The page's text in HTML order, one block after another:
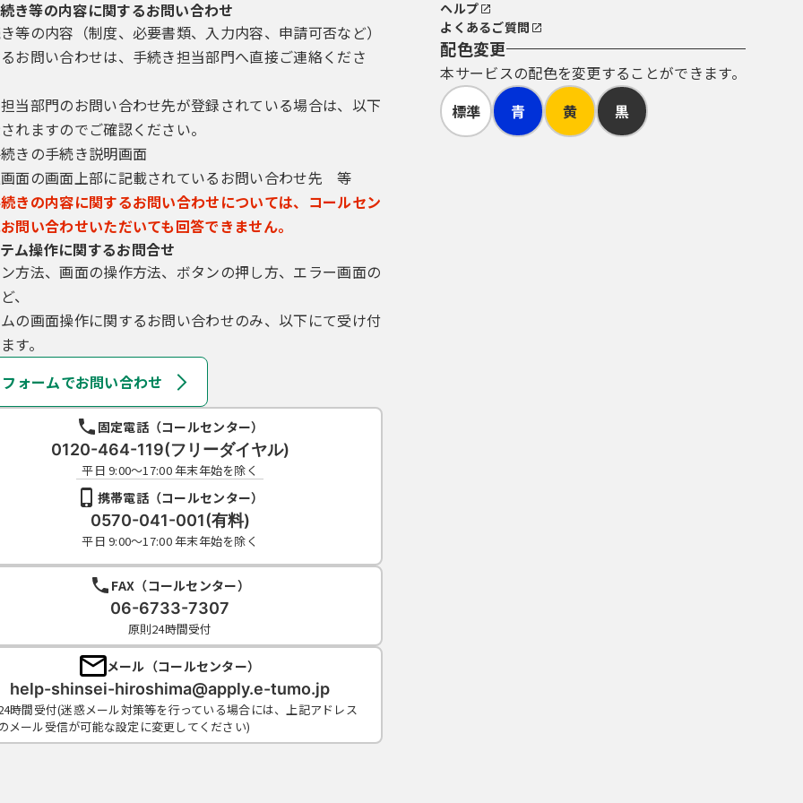
き等の内容に関するお問い合わせ
等の内容（制度、必要書類、入力内容、申請可否など）
お問い合わせは、手続き担当部門へ直接ご連絡くださ
当部門のお問い合わせ先が登録されている場合は、以下
れますのでご確認ください。
続きの手続き説明画面
画面の画面上部に記載されているお問い合わせ先 等
きの内容に関するお問い合わせについては、コールセン
問い合わせいただいても回答できません。
ム操作に関するお問合せ
方法、画面の操作方法、ボタンの押し方、エラー画面の
、
の画面操作に関するお問い合わせのみ、以下にて受け付
す。
フォームでお問い合わせ
固定電話（コールセンター）
0120-464-119(フリーダイヤル)
平日 9:00～17:00 年末年始を除く
携帯電話（コールセンター）
0570-041-001(有料)
平日 9:00～17:00 年末年始を除く
FAX（コールセンター）
06-6733-7307
原則24時間受付
メール（コールセンター）
help-shinsei-hiroshima@apply.e-tumo.jp
時間受付(迷惑メール対策等を行っている場合には、上記アドレス
メール受信が可能な設定に変更してください)
ヘルプ
よくあるご質問
配色変更
本サービスの配色を変更することができます。
標準
青 黄 黒